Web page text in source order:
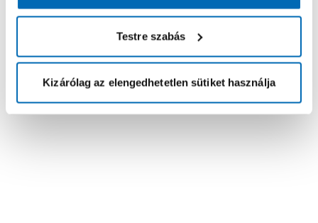
Testre szabás
Kizárólag az elengedhetetlen sütiket használja